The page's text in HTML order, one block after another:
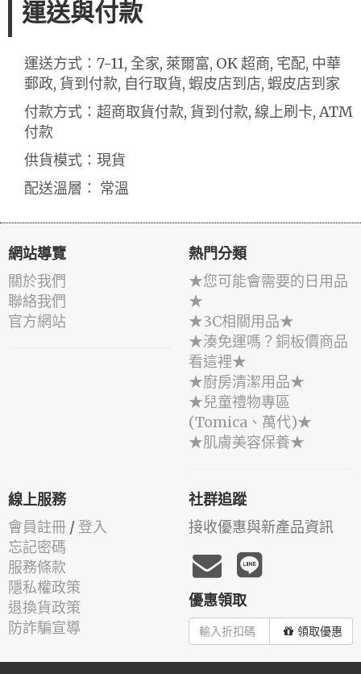
運送與付款
運送方式：7-11, 全家, 萊爾富, OK 超商, 宅配, 中華
郵政, 貨到付款, 自行取貨, 蝦皮店到店, 蝦皮店到家
付款方式：超商取貨付款, 貨到付款, 線上刷卡, ATM
付款
供貨模式：現貨
配送溫層： 常溫
網站導覽
關於我們
聯絡我們
官方網站
熱門分類
★您可能會需要的日用品
★
★3C相關用品★
★湊免運嗎？銅板價商品
看這裡★
★廚房清潔用品★
★兒童禮物專區
(Tomica、萬代)★
★肌膚美容保養★
線上服務
會員註冊 / 登入
忘記密碼
服務條款
隱私權政策
退換貨政策
防詐騙宣導
社群追蹤
接收優惠與新產品資訊
優惠領取
領取優惠